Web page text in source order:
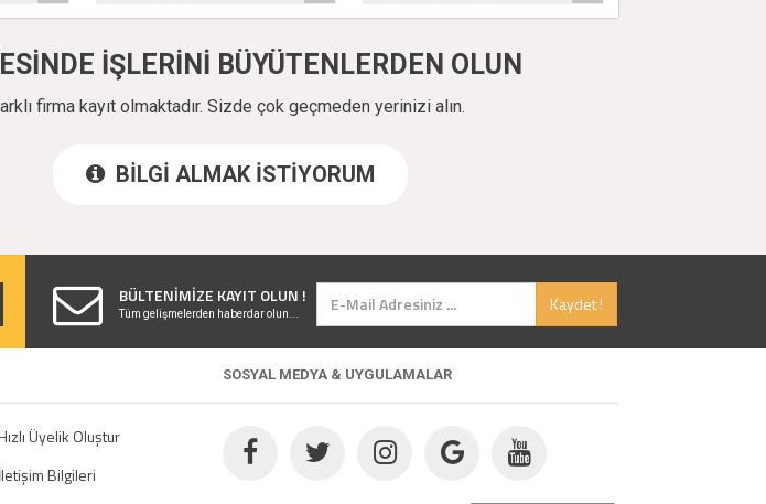
İŞLERİNİ BÜYÜTENLERDEN OLUN
firma kayıt olmaktadır. Sizde çok geçmeden yerinizi alın.
BİLGİ ALMAK İSTİYORUM
BÜLTENİMİZE KAYIT OLUN ! Kaydet !
Tüm gelişmelerden haberdar olun...
SOSYAL MEDYA & UYGULAMALAR
Üyelik Oluştur
İletişim Bilgileri